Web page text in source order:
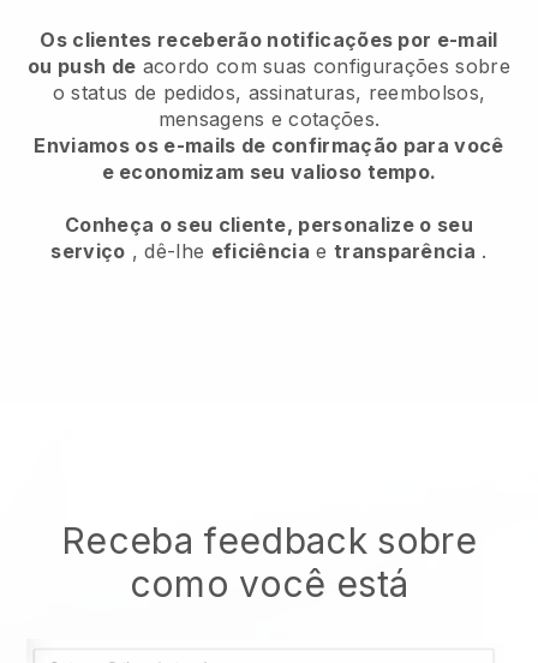
Os clientes receberão notificações por e-mail
ou push de acordo com suas configurações sobre
o status de pedidos, assinaturas, reembolsos,
mensagens e cotações.
Enviamos os e-mails de confirmação para você
e economizam seu valioso tempo.
Conheça o seu cliente, personalize o seu
serviço , dê-lhe eficiência e transparência .
Receba feedback sobre
como você está